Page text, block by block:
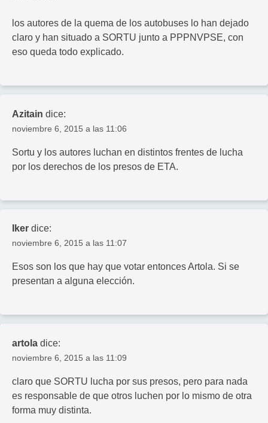
los autores de la quema de los autobuses lo han dejado
claro y han situado a SORTU junto a PPPNVPSE, con
eso queda todo explicado.
Azitain dice:
noviembre 6, 2015 a las 11:06
Sortu y los autores luchan en distintos frentes de lucha
por los derechos de los presos de ETA.
Iker dice:
noviembre 6, 2015 a las 11:07
Esos son los que hay que votar entonces Artola. Si se
presentan a alguna elección.
artola dice:
noviembre 6, 2015 a las 11:09
claro que SORTU lucha por sus presos, pero para nada
es responsable de que otros luchen por lo mismo de otra
forma muy distinta.